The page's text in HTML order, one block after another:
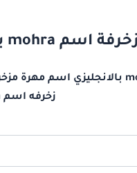
زخرفة اسم mohra بالانجليزي اسم مهرة مزخرف بالانجليزي
زخرفه اسم mohra كتابة اسم مهرة بالانجليزي مزخرف